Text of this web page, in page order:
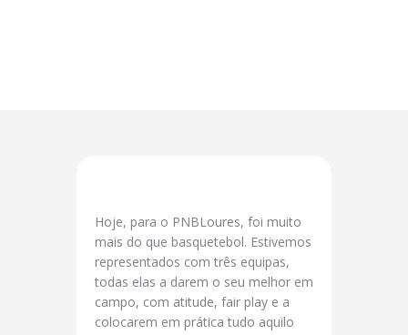
Hoje, para o PNBLoures, foi muito
mais do que basquetebol. Estivemos
representados com três equipas,
todas elas a darem o seu melhor em
campo, com atitude, fair play e a
colocarem em prática tudo aquilo